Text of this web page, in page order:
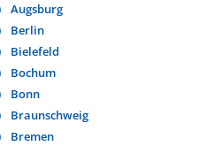
Augsburg
Berlin
Bielefeld
Bochum
Bonn
Braunschweig
Bremen